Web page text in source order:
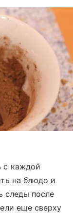
с каждой
на блюдо и
следы после
еще сверху